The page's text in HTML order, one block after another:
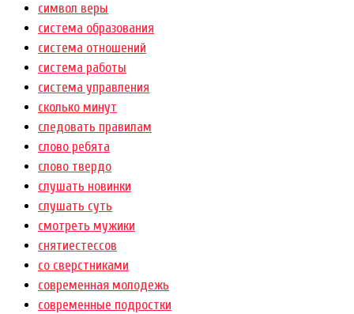
символ веры
система образования
система отношений
система работы
система управления
сколько минут
следовать правилам
слово ребята
слово твердо
слушать новинки
слушать суть
смотреть мужики
снятиестессов
со сверстниками
современная молодежь
современные подростки